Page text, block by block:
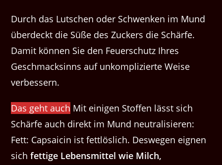
Durch das Lutschen oder Schwenken im Mund
überdeckt die Süße des Zuck­ers die Schärfe.
Damit kön­nen Sie den Feuer­schutz Ihres
Geschmacksinns auf unkom­plizierte Weise
verbessern.
Das geht auch Mit einigen Stoffen lässt sich
Schärfe auch direkt im Mund neutralisieren:
Fett: Capsaicin ist fettlöslich. Deswegen eignen
sichfettige Lebensmittel wie Milch,